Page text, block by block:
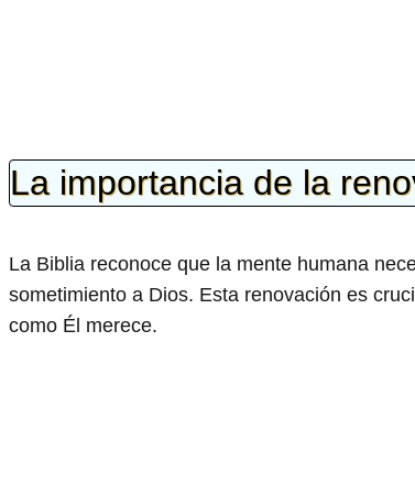
La importancia de la
La Biblia reconoce que la mente humana
sometimiento a Dios. Esta renovación es
como Él merece.